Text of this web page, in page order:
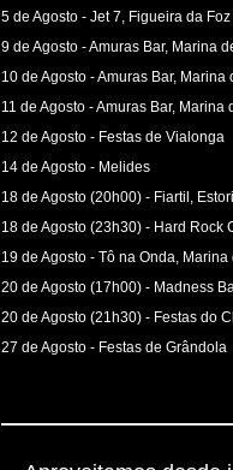
5 de Agosto - Jet 7, Figueira da Foz
9 de Agosto - Amuras Bar, Marina
10 de Agosto - Amuras Bar, Marina
11 de Agosto - Amuras Bar, Marina
12 de Agosto - Festas de Vialonga
14 de Agosto - Melides
18 de Agosto (20h00) - Fiartil, Estoril
18 de Agosto (23h30) - Hard Rock
19 de Agosto - Tô na Onda, Marina
20 de Agosto (17h00) - Madness
20 de Agosto (21h30) - Festas do
27 de Agosto - Festas de Grândola